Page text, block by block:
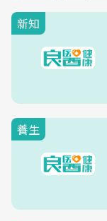
新知
養生